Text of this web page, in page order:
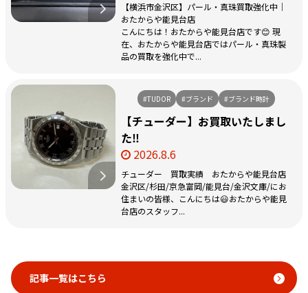
【横浜市金沢区】パール・真珠買取強化中｜
おたからや能見台店
こんにちは！おたからや能見台店です😊 現
在、おたからや能見台店ではパール・真珠製
品の買取を強化中で...
#TUDOR #ブランド #ブランド時計
【チューダー】お買取いたしまし
た‼️
2026.8.6
チューダー 買取実績 おたからや能見台店
金沢区/杉田/京急富岡/能見台/金沢文庫/にお
住まいの皆様、こんにちは😃おたからや能見
台店のスタッフ...
記事一覧はこちら